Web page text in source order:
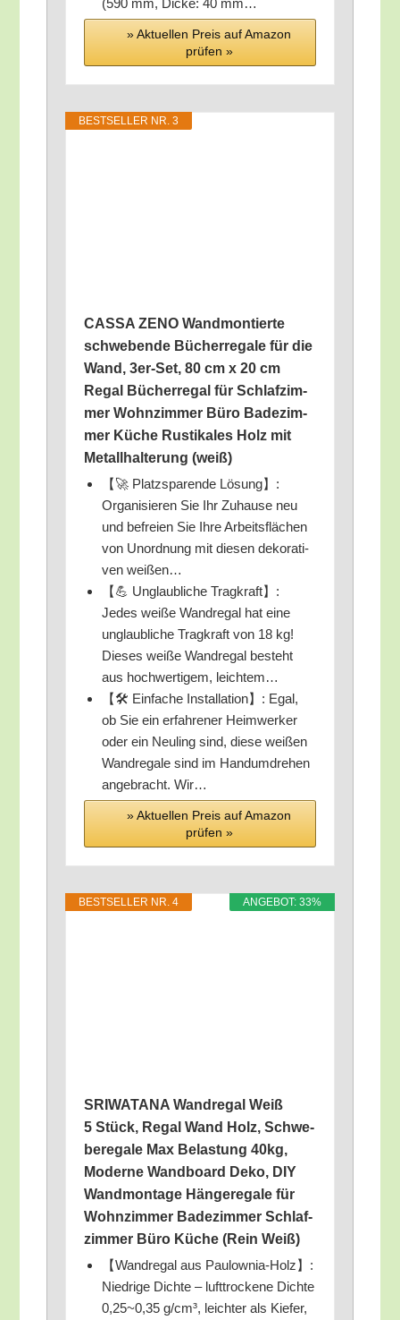
(590 mm, Dicke: 40 mm…
» Aktu­el­len Preis auf Ama­zon
prü­fen »
BEST­SEL­LER NR. 3
CASSA ZENO Wand­mon­tier­te
schwe­ben­de Bücher­re­ga­le für die
Wand, 3er-Set, 80 cm x 20 cm
Regal Bücher­re­gal für Schlaf­zim­
mer Wohn­zim­mer Büro Bade­zim­
mer Küche Rus­ti­ka­les Holz mit
Metall­hal­te­rung (weiß)
【🚀 Platz­spa­ren­de Lösung】:
Orga­ni­sie­ren Sie Ihr Zuhau­se neu
und befrei­en Sie Ihre Arbeits­flä­chen
von Unord­nung mit die­sen deko­ra­ti­
ven weißen…
【💪 Unglaub­li­che Trag­kraft】:
Jedes wei­ße Wand­re­gal hat eine
unglaub­li­che Trag­kraft von 18 kg!
Die­ses wei­ße Wand­re­gal besteht
aus hoch­wer­ti­gem, leichtem…
【🛠️ Ein­fa­che Instal­la­ti­on】: Egal,
ob Sie ein erfah­re­ner Heim­wer­ker
oder ein Neu­ling sind, die­se wei­ßen
Wand­re­ga­le sind im Hand­um­dre­hen
ange­bracht. Wir…
» Aktu­el­len Preis auf Ama­zon
prü­fen »
ANGE­BOT: 33%
BEST­SEL­LER NR. 4
SRIWATANA Wand­re­gal Weiß
5 Stück, Regal Wand Holz, Schwe­
be­re­ga­le Max Belas­tung 40kg,
Moder­ne Wand­board Deko, DIY
Wand­mon­ta­ge Hän­ge­re­ga­le für
Wohn­zim­mer Bade­zim­mer Schlaf­
zim­mer Büro Küche (Rein Weiß)
【Wand­re­gal aus Pau­low­nia-Holz】:
Nied­ri­ge Dich­te – luft­tro­cke­ne Dich­te
0,25~0,35 g/​cm³, leich­ter als Kie­fer,